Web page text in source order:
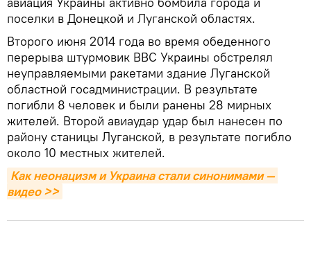
поселки в Донецкой и Луганской областях.
Второго июня 2014 года во время обеденного
перерыва штурмовик ВВС Украины обстрелял
неуправляемыми ракетами здание Луганской
областной госадминистрации. В результате
погибли 8 человек и были ранены 28 мирных
жителей. Второй авиаудар удар был нанесен по
району станицы Луганской, в результате погибло
около 10 местных жителей.
Как неонацизм и Украина стали синонимами —
видео >>